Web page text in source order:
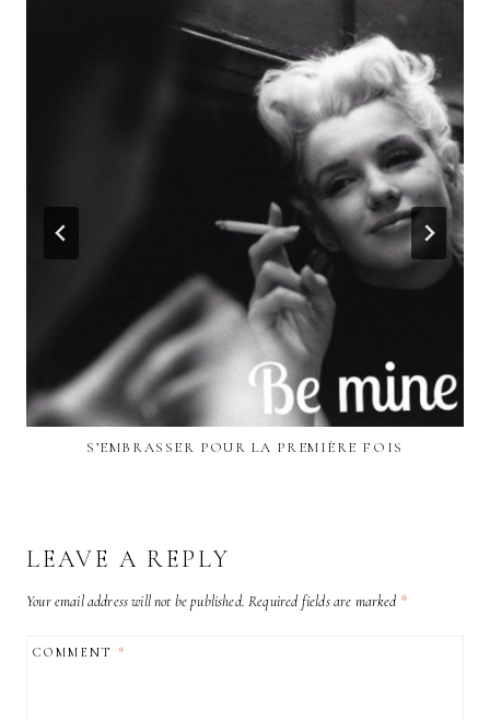
S’EMBRASSER POUR LA PREMIÈRE FOIS
LEAVE A REPLY
Your email address will not be published. Required fields are marked *
COMMENT*